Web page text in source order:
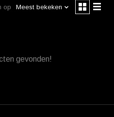
op Meest bekeken
gevonden!